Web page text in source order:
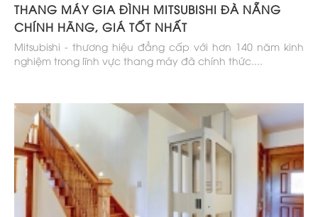
THANG MÁY GIA ĐÌNH MITSUBISHI ĐÀ NẴNG
CHÍNH HÃNG, GIÁ TỐT NHẤT
Mitsubishi - thương hiệu đẳng cấp với hơn 140 năm kinh
nghiệm trong lĩnh vực thang máy đã chính thức....